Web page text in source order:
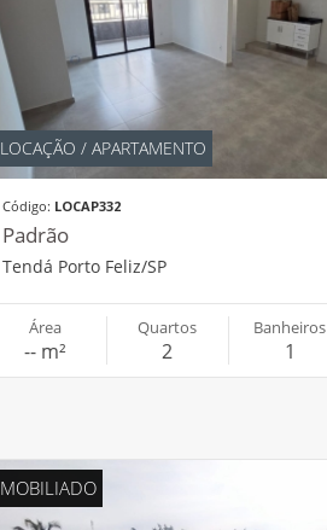
LOCAÇÃO / APARTAMENTO
Código: LOCAP332
Padrão
Tendá Porto Feliz/SP
Área
-- m²
Quartos
2
Banheiros
1
MOBILIADO